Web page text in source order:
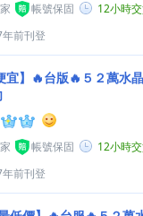
帳號保固
12小時
年前刊登
宜】🔥台版🔥５２萬水
帳號保固
12小時
年前刊登